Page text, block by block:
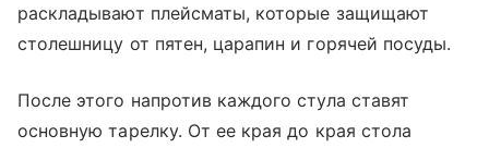
раскладывают плейсматы, которые защищают
столешницу от пятен, царапин и горячей посуды.
После этого напротив каждого стула ставят
основную тарелку. От ее края до края стола